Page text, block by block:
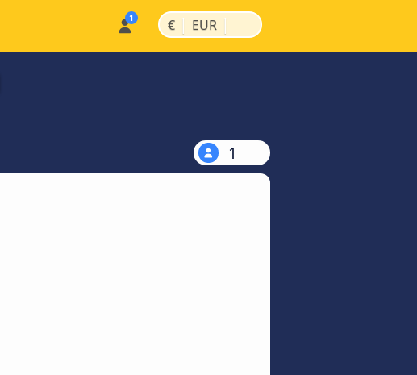
€ | EUR |
1